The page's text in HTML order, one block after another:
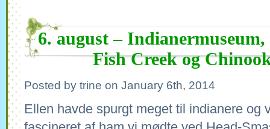
6. august –
Fish Creek og
Posted by trine on January 6th, 2014
Ellen havde spurgt meget til indianere og